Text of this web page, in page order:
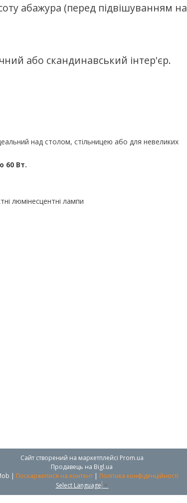
абажура (перед підвішуванням на
або скандинавський інтер'єр.
над столом, стільницею або для невеликих
60 Вт.
люмінесцентні лампи
Сайт створений на маркетплейсі Prom.ua
Продавець на Bigl.ua
AksiMob | Поскаржитися на контент | Політика конфіденційності
Select Language ▼